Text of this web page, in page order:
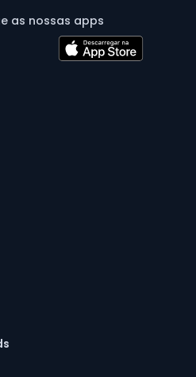
as nossas apps